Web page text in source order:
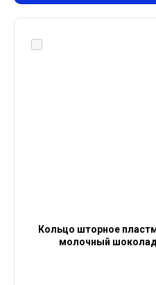
Кольцо шторное
молочный шоколад